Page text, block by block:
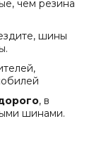
чем резина
шины
, в
шинами.